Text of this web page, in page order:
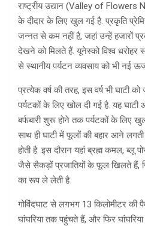
राष्ट्रीय उद्यान (Valley of
के दीदार के लिए खुल गई है. प्रकृति
जन्नत से कम नहीं है, जहां उन्हें हजारों
देखने को मिलते हैं. यूनेस्को विश्व
से स्थानीय पर्यटन व्यवसाय को भी नई
प्रत्येक वर्ष की तरह, इस वर्ष भी घाटी
पर्यटकों के लिए खोल दी गई है. यह
बर्फबारी शुरू होने तक पर्यटकों के लिए
साथ ही घाटी में फूलों की बहार आने
होती है. इस दौरान यहां ब्रह्म कमल, ब्लू
जैसे सैकड़ों प्रजातियों के फूल खिलते हैं,
का रूप ले लेती है.
गोविंदघाट से लगभग 13 किलोमीटर
घांघरिया तक पहुंचते हैं, और फिर